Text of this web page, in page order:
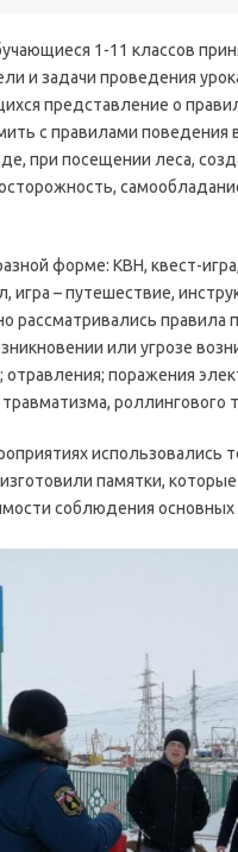
1-11 классов
и задачи проведения
представление о
с правилами поведения
при посещении леса,
форме: КВН, квест-
игра – путешествие,
рассматривались
или угрозе
отравления; поражения
роллингового
использовались
памятки,
соблюдения основных